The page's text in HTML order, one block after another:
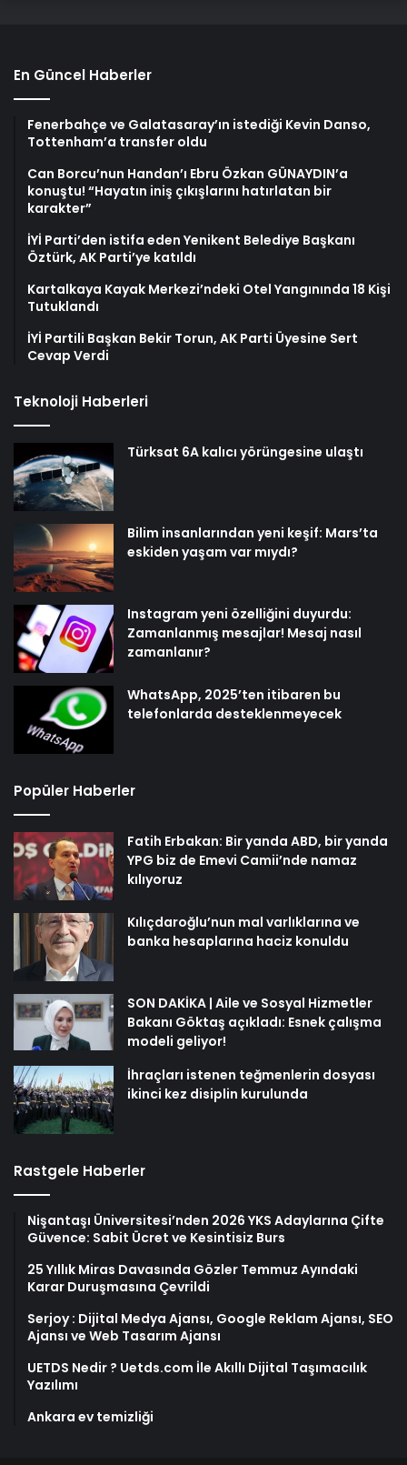
En Güncel Haberler
Fenerbahçe ve Galatasaray’ın istediği Kevin Danso,
Tottenham’a transfer oldu
Can Borcu’nun Handan’ı Ebru Özkan GÜNAYDIN’a
konuştu! “Hayatın iniş çıkışlarını hatırlatan bir
karakter”
İYİ Parti’den istifa eden Yenikent Belediye Başkanı
Öztürk, AK Parti’ye katıldı
Kartalkaya Kayak Merkezi’ndeki Otel Yangınında 18 Kişi
Tutuklandı
İYİ Partili Başkan Bekir Torun, AK Parti Üyesine Sert
Cevap Verdi
Teknoloji Haberleri
Türksat 6A kalıcı yörüngesine ulaştı
Bilim insanlarından yeni keşif: Mars’ta
eskiden yaşam var mıydı?
Instagram yeni özelliğini duyurdu:
Zamanlanmış mesajlar! Mesaj nasıl
zamanlanır?
WhatsApp, 2025’ten itibaren bu
telefonlarda desteklenmeyecek
Popüler Haberler
Fatih Erbakan: Bir yanda ABD, bir yanda
YPG biz de Emevi Camii’nde namaz
kılıyoruz
Kılıçdaroğlu’nun mal varlıklarına ve
banka hesaplarına haciz konuldu
SON DAKİKA | Aile ve Sosyal Hizmetler
Bakanı Göktaş açıkladı: Esnek çalışma
modeli geliyor!
İhraçları istenen teğmenlerin dosyası
ikinci kez disiplin kurulunda
Rastgele Haberler
Nişantaşı Üniversitesi’nden 2026 YKS Adaylarına Çifte
Güvence: Sabit Ücret ve Kesintisiz Burs
25 Yıllık Miras Davasında Gözler Temmuz Ayındaki
Karar Duruşmasına Çevrildi
Serjoy : Dijital Medya Ajansı, Google Reklam Ajansı, SEO
Ajansı ve Web Tasarım Ajansı
UETDS Nedir ? Uetds.com İle Akıllı Dijital Taşımacılık
Yazılımı
Ankara ev temizliği